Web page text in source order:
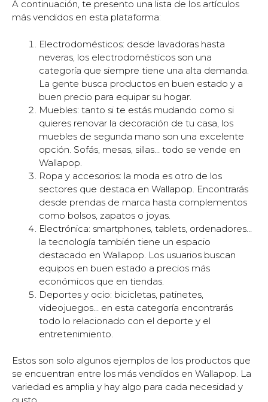
A continuación, te presento una lista de los artículos
más vendidos en esta plataforma:
Electrodomésticos: desde lavadoras hasta
neveras, los electrodomésticos son una
categoría que siempre tiene una alta demanda.
La gente busca productos en buen estado y a
buen precio para equipar su hogar.
Muebles: tanto si te estás mudando como si
quieres renovar la decoración de tu casa, los
muebles de segunda mano son una excelente
opción. Sofás, mesas, sillas… todo se vende en
Wallapop.
Ropa y accesorios: la moda es otro de los
sectores que destaca en Wallapop. Encontrarás
desde prendas de marca hasta complementos
como bolsos, zapatos o joyas.
Electrónica: smartphones, tablets, ordenadores…
la tecnología también tiene un espacio
destacado en Wallapop. Los usuarios buscan
equipos en buen estado a precios más
económicos que en tiendas.
Deportes y ocio: bicicletas, patinetes,
videojuegos… en esta categoría encontrarás
todo lo relacionado con el deporte y el
entretenimiento.
Estos son solo algunos ejemplos de los productos que
se encuentran entre los más vendidos en Wallapop. La
variedad es amplia y hay algo para cada necesidad y